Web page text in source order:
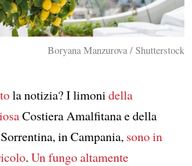
Boryana Manzurova / Shutterstock
la notizia? I limoni della
Costiera Amalfitana e della
in Campania, sono in
. Un fungoaltamente